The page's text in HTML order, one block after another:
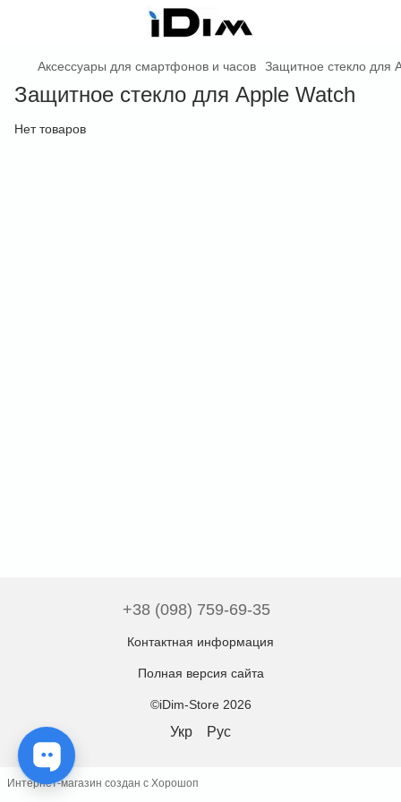
Аксессуары для смартфонов и часов Защитное стекло для
Защитное стекло для Apple Watch
Нет товаров
+38 (098) 759-69-35
Контактная информация
Полная версия сайта
©iDim-Store 2026
Укр Рус
Интернет-магазин создан с Хорошоп